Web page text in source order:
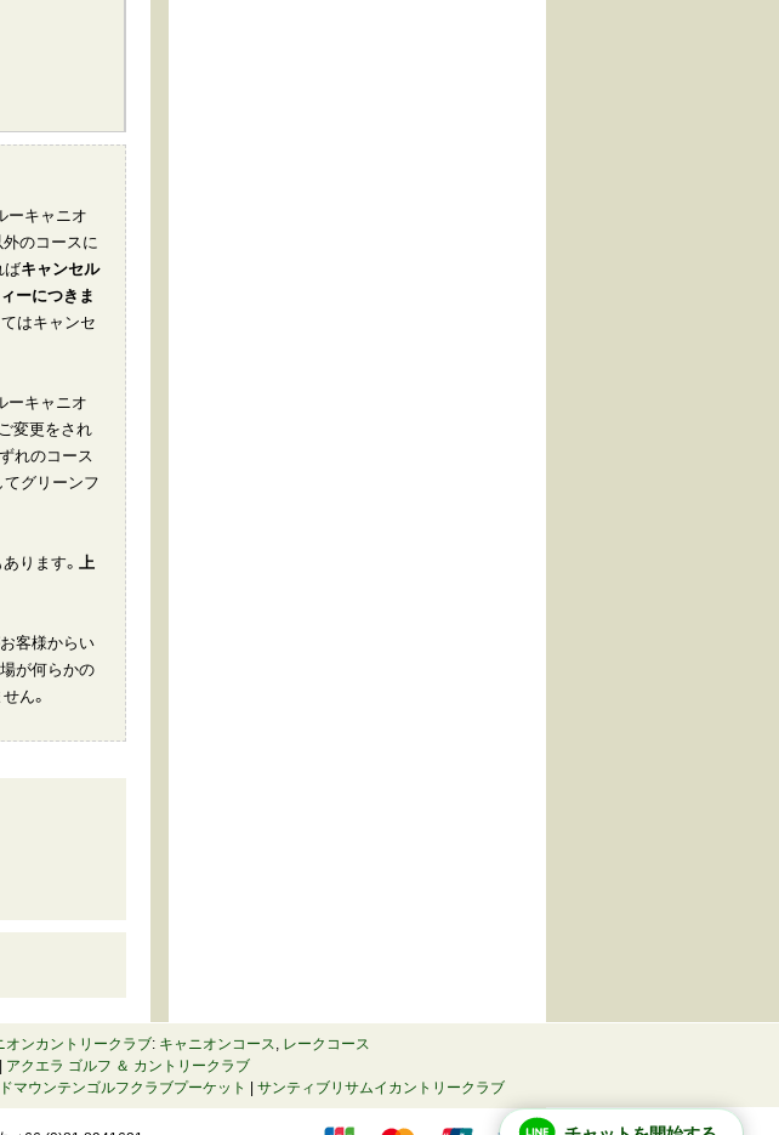
ーキャニオ
外のコースに
ばキャンセル
ーにつきま
はキャンセ
ーキャニオ
変更をされ
れのコース
てグリーンフ
ります。 上
客様からい
が何らかの
ん。
オンカントリークラブ: キャニオンコース, レークコース
アクエラ ゴルフ ＆ カントリークラブ
マウンテンゴルフクラブプーケット サンティブリサムイカントリークラブ